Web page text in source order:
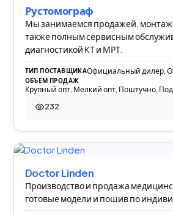
Рустомограф
Мы занимаемся продажей,
также полным сервисным
диагностикой КТ и МРТ.
ТИП ПОСТАВЩИКАОфициальный дилер,
ОБЪЕМ ПРОДАЖ
Крупный опт, Мелкий опт, Поштучно,
232
232 просмотра
Doctor Linden
Производство и продажа
готовые модели и пошив по